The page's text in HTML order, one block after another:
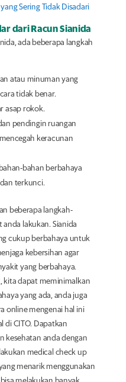
Sering Tidak Disadari
dari Racun Sianida
ada beberapa langkah
atau minuman yang
tidak benar.
asap rokok.
pendingin ruangan
keracunan
bahan berbahaya
terkunci.
beberapa langkah-
anda lakukan. Sianida
cukup berbahaya untuk
kebersihan agar
yang berbahaya.
kita dapat meminimalkan
yang ada, anda juga
online mengenai hal ini
di CITO. Dapatkan
kesehatan anda dengan
medical check up
menarik menggunakan